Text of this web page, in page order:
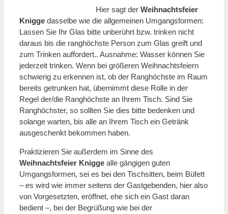
Hier sagt der Weihnachtsfeier
Knigge dasselbe wie die allgemeinen Umgangsformen:
Lassen Sie Ihr Glas bitte unberührt bzw. trinken nicht
daraus bis die ranghöchste Person zum Glas greift und
zum Trinken auffordert.. Ausnahme: Wasser können Sie
jederzeit trinken. Wenn bei größeren Weihnachtsfeiern
schwierig zu erkennen ist, ob der Ranghöchste im Raum
bereits getrunken hat, übernimmt diese Rolle in der
Regel der/die Ranghöchste an Ihrem Tisch. Sind Sie
Ranghöchster, so sollten Sie dies bitte bedenken und
solange warten, bis alle an Ihrem Tisch ein Getränk
ausgeschenkt bekommen haben.
Praktizieren Sie außerdem im Sinne des
Weihnachtsfeier Knigge alle gängigen guten
Umgangsformen, sei es bei den Tischsitten, beim Büfett
– es wird wie immer seitens der Gastgebenden, hier also
von Vorgesetzten, eröffnet, ehe sich ein Gast daran
bedient –, bei der Begrüßung wie bei der